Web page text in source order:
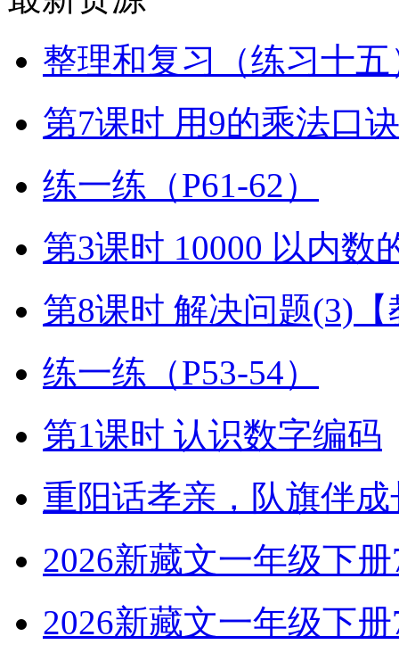
整理和复习（练习十五
第7课时 用9的乘法口
练一练（P61-62）
第3课时 10000 以内数
第8课时 解决问题(3)
练一练（P53-54）
第1课时 认识数字编码
重阳话孝亲，队旗伴成
2026新藏文一年级下册
2026新藏文一年级下册